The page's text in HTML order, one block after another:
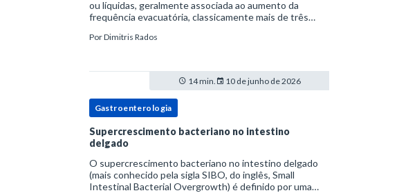
ou líquidas, geralmente associada ao aumento da
frequência evacuatória, classicamente mais de três
prática, a consistência das fezes costuma s
PorDimitris Rados
14 min. 10 de junho de 2026
Gastroenterologia
Supercrescimento bacteriano no intestino
delgado
O supercrescimento bacteriano no intestino delgado
(mais conhecido pela sigla SIBO, do inglês, Small
Intestinal Bacterial Overgrowth) é definido por uma